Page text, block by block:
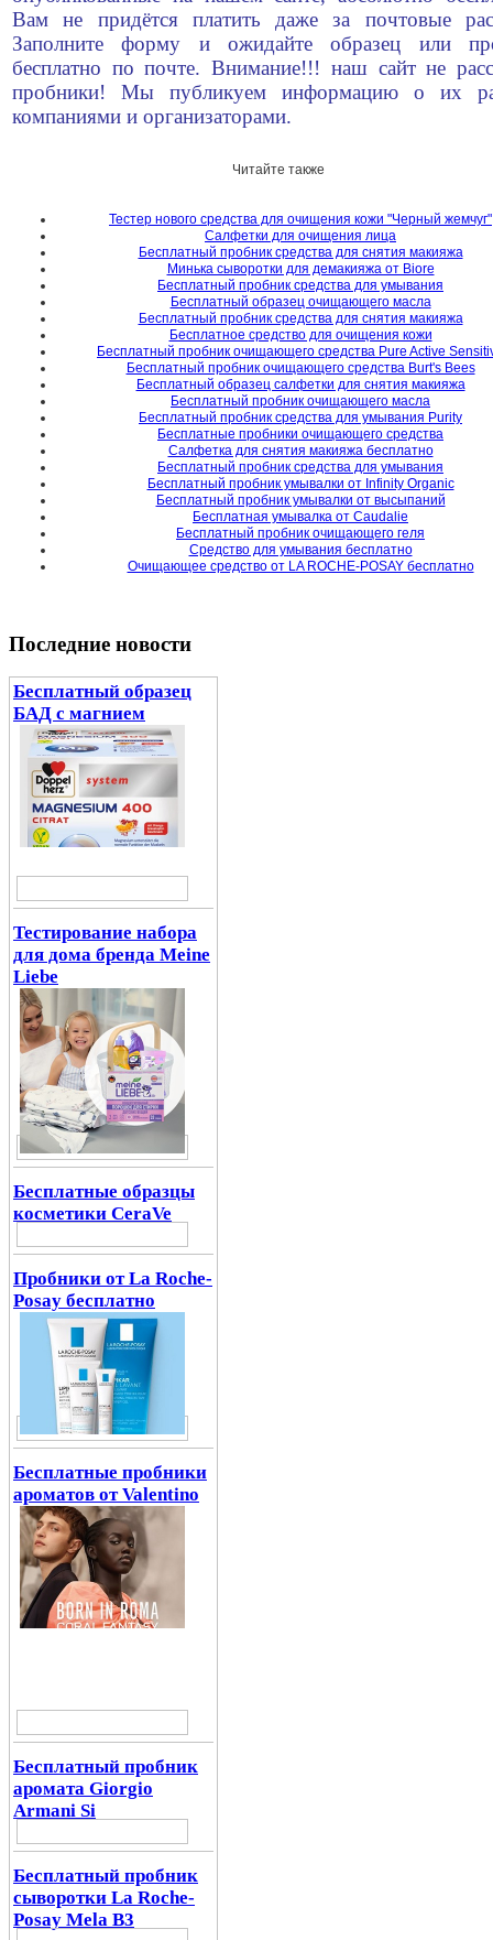
Вам не придётся платить даже за почтовые
Заполните форму и ожидайте образец или
бесплатно по почте. Внимание!!! наш сайт не
пробники! Мы публикуем информацию о их
компаниями и организаторами.
Читайте также
Тестер нового средства для очищения кожи "Черный жемчуг"
Салфетки для очищения лица
Бесплатный пробник средства для снятия макияжа
Минька сыворотки для демакияжа от Biore
Бесплатный пробник средства для умывания
Бесплатный образец очищающего масла
Бесплатный пробник средства для снятия макияжа
Бесплатное средство для очищения кожи
Бесплатный пробник очищающего средства Pure Active
Бесплатный пробник очищающего средства Burt's Bees
Бесплатный образец салфетки для снятия макияжа
Бесплатный пробник очищающего масла
Бесплатный пробник средства для умывания Purity
Бесплатные пробники очищающего средства
Салфетка для снятия макияжа бесплатно
Бесплатный пробник средства для умывания
Бесплатный пробник умывалки от Infinity Organic
Бесплатный пробник умывалки от высыпаний
Бесплатная умывалка от Caudalie
Бесплатный пробник очищающего геля
Средство для умывания бесплатно
Очищающее средство от LA ROCHE-POSAY бесплатно
Последние новости
Бесплатный образец
БАД с магнием
Тестирование набора
для дома бренда Meine
Liebe
Бесплатные образцы
косметики CeraVe
Пробники от La Roche-
Posay бесплатно
Бесплатные пробники
ароматов от Valentino
Бесплатный пробник
аромата Giorgio
Armani Si
Бесплатный пробник
сыворотки La Roche-
Posay Mela B3